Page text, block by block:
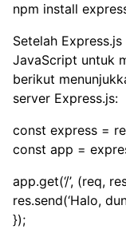
npm install
Setelah
JavaScript untuk
berikut
server Express.js:
const express =
const app =
app.get(‘/’, (req,
res.send(‘Halo,
});